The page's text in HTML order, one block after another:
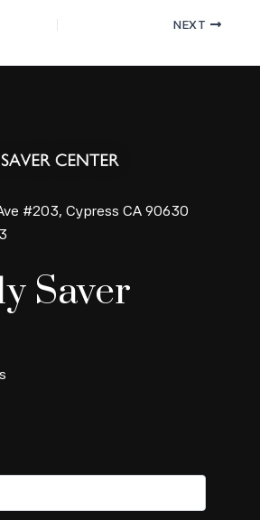
NEXT
#203, Cypress CA 90630
Saver